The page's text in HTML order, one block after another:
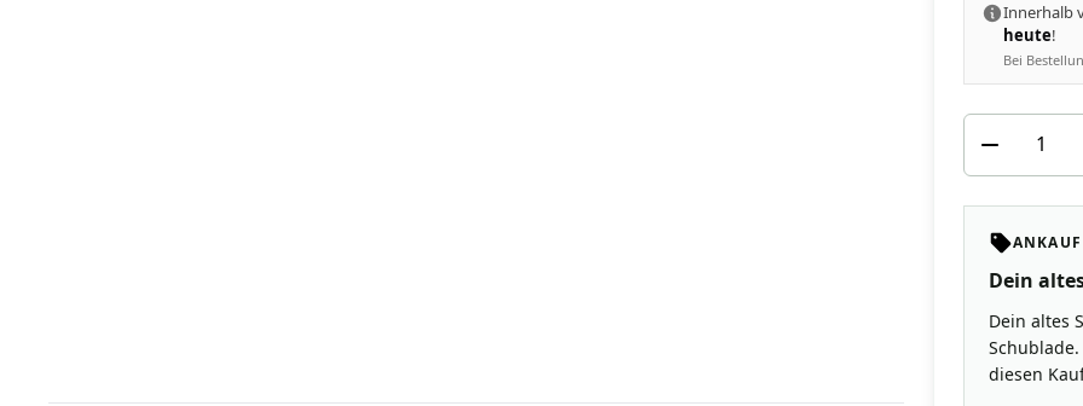
Innerhalb
heute!
Bei
ANKAUF
Dein
Dein altes
diesen